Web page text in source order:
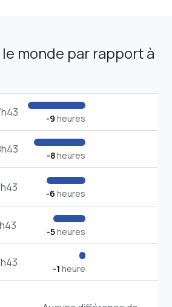
monde par rapport à
-9 heures
-8heures
-6 heures
-5heures
-1 heure